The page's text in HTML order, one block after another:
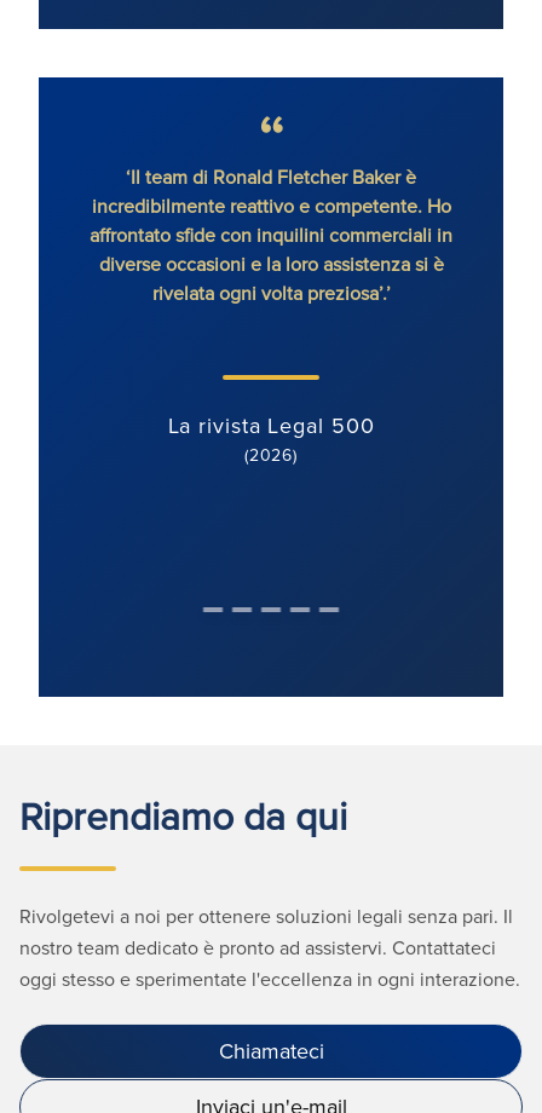
‘Il team di Ronald Fletcher Baker è
incredibilmente reattivo e competente. Ho
affrontato sfide con inquilini commerciali in
diverse occasioni e la loro assistenza si è
rivelata ogni volta preziosa’.’
La rivista Legal 500
(2026)
Riprendiamo da qui
Rivolgetevi a noi per ottenere soluzioni legali senza pari. Il
nostro team dedicato è pronto ad assistervi. Contattateci
oggi stesso e sperimentate l'eccellenza in ogni interazione.
Chiamateci
Inviaci un'e-mail